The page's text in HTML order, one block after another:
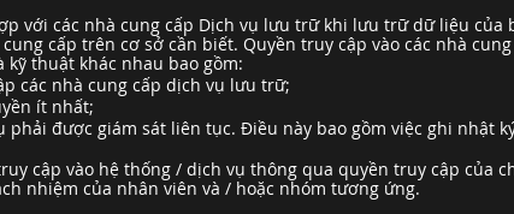
với các nhà cung cấp Dịch vụ lưu trữ khi lưu trữ dữ liệu của
cấp trên cơ sở cần biết. Quyền truy cập vào các nhà
thuật khác nhau bao gồm:
các nhà cung cấp dịch vụ lưu trữ;
ít nhất;
phải được giám sát liên tục. Điều này bao gồm việc ghi nhật
cập vào hệ thống / dịch vụ thông qua quyền truy cập của
nhiệm của nhân viên và / hoặc nhóm tương ứng.